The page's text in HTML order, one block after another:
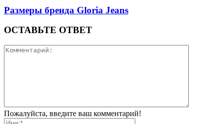
Размеры бренда Gloria Jeans
ОСТАВЬТЕ ОТВЕТ
Пожалуйста, введите ваш комментарий!